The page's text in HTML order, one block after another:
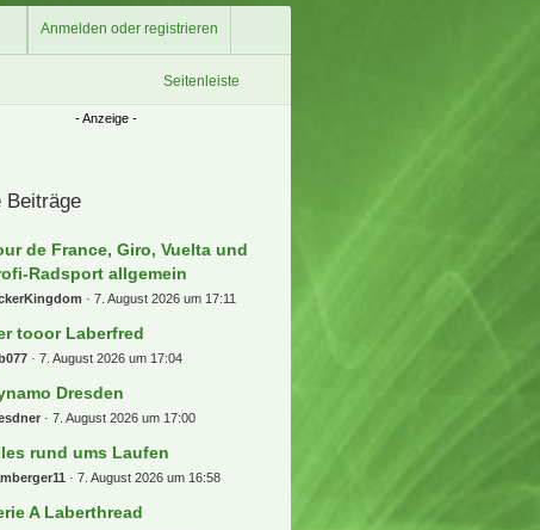
Anmelden oder registrieren
Seitenleiste